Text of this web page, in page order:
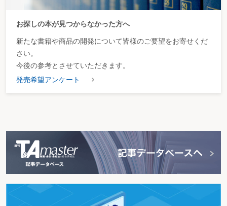
お探しの本が見つからなかった方へ
新たな書籍や商品の開発について皆様のご要望をお寄せくだ
さい。
今後の参考とさせていただきます。
発売希望アンケート